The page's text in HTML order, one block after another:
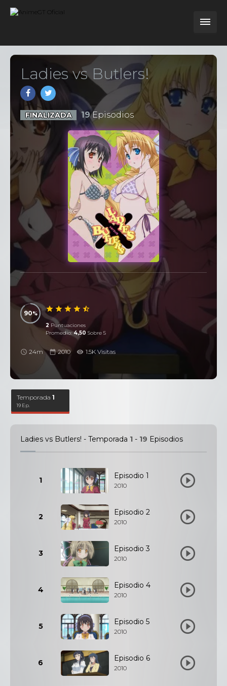
Ladies vs Butlers!
FINALIZADA 19Episodios
90
2 Puntuaciones
Promedio:4,50 Sobre 5
24m 2010 1.5K Visitas
Temporada1
19 Ep.
Ladies vs Butlers! - Temporada 1 - 19 Episodios
1 Episodio 1
2010
2 Episodio 2
2010
3 Episodio 3
2010
4 Episodio 4
2010
5 Episodio 5
2010
6 Episodio 6
2010